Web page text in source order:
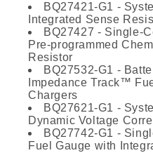
BQ27421-G1 -
Integrated Sense
BQ27427 - Single-
Pre-programmed
Resistor
BQ27532-G1 -
Impedance Track™
Chargers
BQ27621-G1 -
Dynamic Voltage
BQ27742-G1 -
Fuel Gauge with